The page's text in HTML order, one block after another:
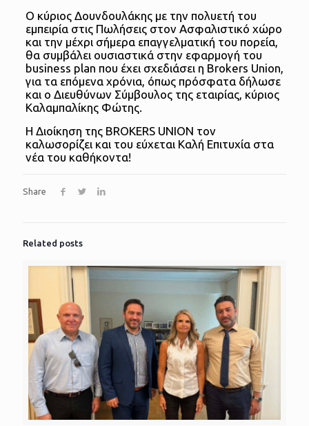
Ο κύριος Δουνδουλάκης με την πολυετή του
εμπειρία στις Πωλήσεις στον Ασφαλιστικό χώρο
και την μέχρι σήμερα επαγγελματική του πορεία,
θα συμβάλει ουσιαστικά στην εφαρμογή του
business plan που έχει σχεδιάσει η Brokers Union,
για τα επόμενα χρόνια, όπως πρόσφατα δήλωσε
και ο Διευθύνων Σύμβουλος της εταιρίας, κύριος
Καλαμπαλίκης Φώτης.
Η Διοίκηση της BROKERS UNION τον
καλωσορίζει και του εύχεται Καλή Επιτυχία στα
νέα του καθήκοντα!
Share
Related posts